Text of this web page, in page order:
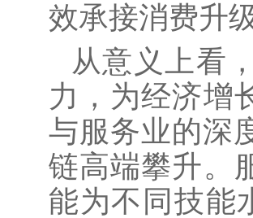
效承接消费升
从意义上看
力，为经济增
与服务业的深
链高端攀升。
能为不同技能